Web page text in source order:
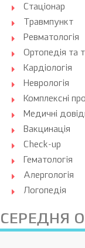
Стаціонар
Травмпункт
Ревматологія
Ортопедія та
Кардіологія
Неврологія
Комплексні
Медичні
Вакцинація
Check-up
Гематологія
Алергологія
Логопедія
СЕРЕДНЯ